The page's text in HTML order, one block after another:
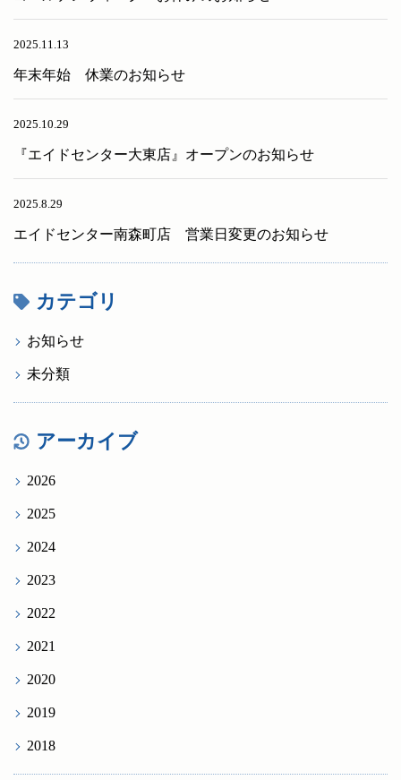
2025.11.13
年末年始 休業のお知らせ
2025.10.29
『エイドセンター大東店』オープンのお知らせ
2025.8.29
エイドセンター南森町店 営業日変更のお知らせ
カテゴリ
お知らせ
未分類
アーカイブ
2026
2025
2024
2023
2022
2021
2020
2019
2018